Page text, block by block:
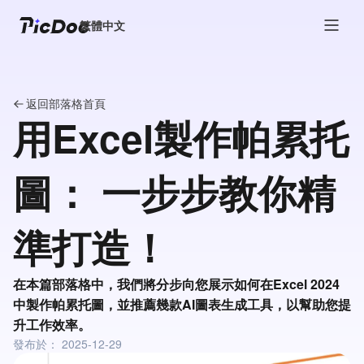
繁體中文
返回部落格首頁
用Excel製作帕累托
圖： 一步步教你精
準打造！
在本篇部落格中，我們將分步向您展示如何在Excel 2024
中製作帕累托圖，並推薦幾款AI圖表生成工具，以幫助您提
升工作效率。
發布於： 2025-12-29